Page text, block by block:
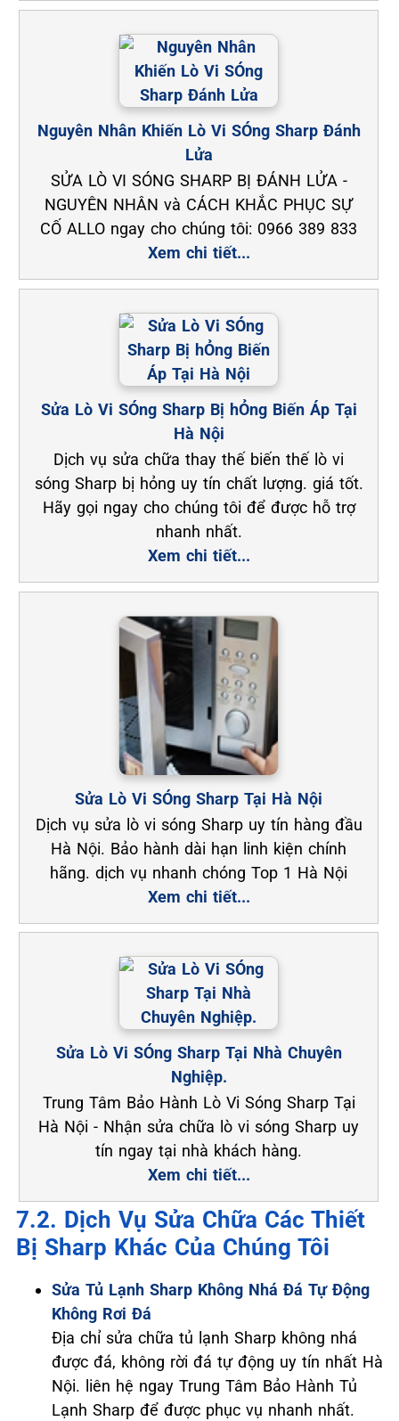
Nguyên Nhân Khiến Lò Vi SÓng Sharp Đánh
Lửa
SỬA LÒ VI SÓNG SHARP BỊ ĐÁNH LỬA -
NGUYÊN NHÂN và CÁCH KHẮC PHỤC SỰ
CỐ ALLO ngay cho chúng tôi: 0966 389 833
Xem chi tiết...
Sửa Lò Vi SÓng Sharp Bị hỎng Biến Áp Tại
Hà Nội
Dịch vụ sửa chữa thay thế biến thế lò vi
sóng Sharp bị hỏng uy tín chất lượng. giá tốt.
Hãy gọi ngay cho chúng tôi để được hỗ trợ
nhanh nhất.
Xem chi tiết...
Sửa Lò Vi SÓng Sharp Tại Hà Nội
Dịch vụ sửa lò vi sóng Sharp uy tín hàng đầu
Hà Nội. Bảo hành dài hạn linh kiện chính
hãng. dịch vụ nhanh chóng Top 1 Hà Nội
Xem chi tiết...
Sửa Lò Vi SÓng Sharp Tại Nhà Chuyên
Nghiệp.
Trung Tâm Bảo Hành Lò Vi Sóng Sharp Tại
Hà Nội - Nhận sửa chữa lò vi sóng Sharp uy
tín ngay tại nhà khách hàng.
Xem chi tiết...
7.2. Dịch Vụ Sửa Chữa Các Thiết
Bị Sharp Khác Của Chúng Tôi
Sửa Tủ Lạnh Sharp Không Nhá Đá Tự Động
Không Rơi Đá
Địa chỉ sửa chữa tủ lạnh Sharp không nhá
được đá, không rời đá tự động uy tín nhất Hà
Nội. liên hệ ngay Trung Tâm Bảo Hành Tủ
Lạnh Sharp để được phục vụ nhanh nhất.